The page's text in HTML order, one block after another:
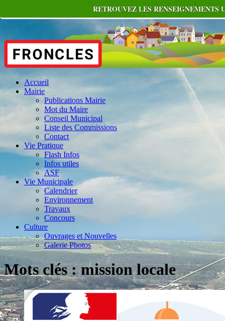
Accueil
Mairie
Publications Mairie
Mot du Maire
Conseil Municipal
Liste des Commissions
Contact
Vie Pratique
Flash Infos
Infos utiles
ASF
Vie Municipale
Calendrier
Environnement
Travaux
Concours
Culture
Ouvrages et Nouvelles
Galerie Photos
Mots clés : mission locale
RETROUVEZ LES RENSEIGNEMENTS